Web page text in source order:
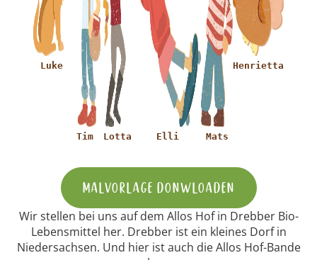
Luke
Tim Lotta Elli Mats
Henrietta
Malvorlage donwloaden
Wir stellen bei uns auf dem Allos Hof in Drebber Bio-
Lebensmittel her. Drebber ist ein kleines Dorf in
Niedersachsen. Und hier ist auch die Allos Hof-Bande